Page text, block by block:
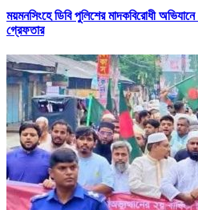
ময়মনসিংহে ডিবি পুলিশের মাদকবিরোধী
গ্রেফতার